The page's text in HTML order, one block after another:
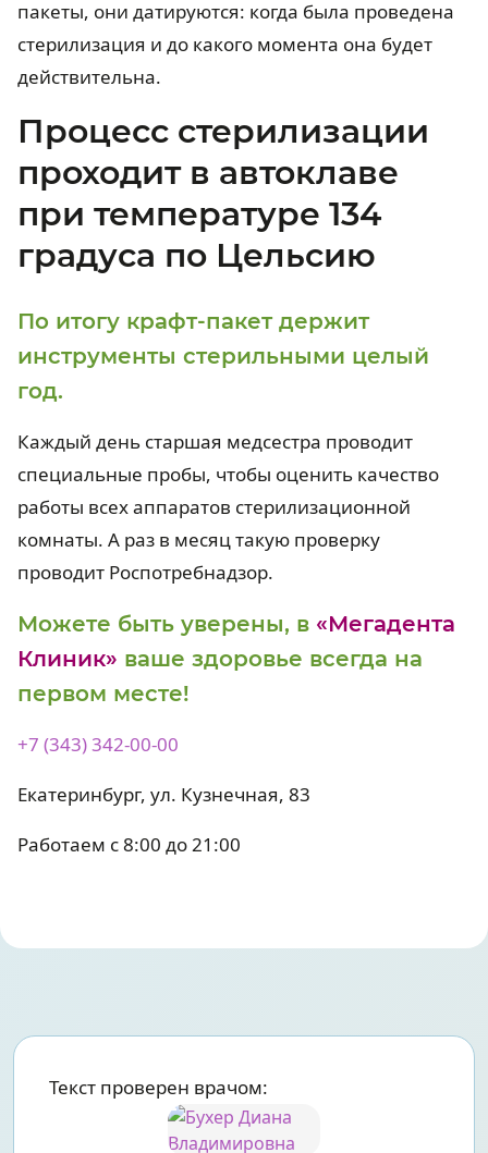
пакеты, они датируются: когда была проведена
стерилизация и до какого момента она будет
действительна.
Процесс стерилизации
проходит в автоклаве
при температуре 134
градуса по Цельсию
По итогу крафт-пакет держит
инструменты стерильными целый
год.
Каждый день старшая медсестра проводит
специальные пробы, чтобы оценить качество
работы всех аппаратов стерилизационной
комнаты. А раз в месяц такую проверку
проводит Роспотребнадзор.
Можете быть уверены, в «Мегадента
Клиник» ваше здоровье всегда на
первом месте!
+7 (343) 342-00-00
Екатеринбург, ул. Кузнечная, 83
Работаем с 8:00 до 21:00
Текст проверен врачом: